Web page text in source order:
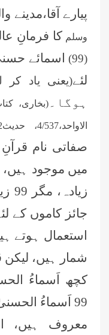
پیارے
وسلم کا فرمانِ
(99)
اسمائے
لئے(یعنی یاد کر
ہوگا۔ (بخاری،
الاواحد،4/537، حدیث7392)
صفاتی نام
میں موجود
جائز کاموں کے
استعمال ہوتے
شمار ہیں، لیکن
کچھ اَسماءُ
99 اَسماءُ